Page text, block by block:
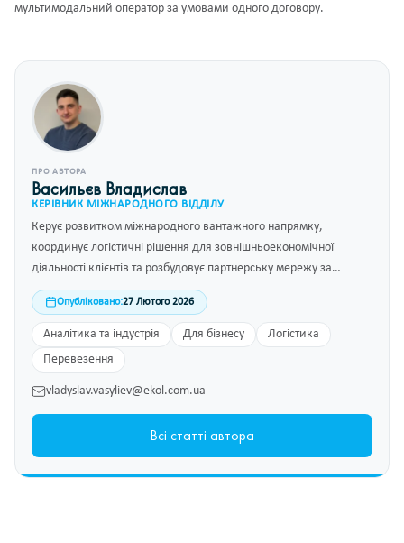
мультимодальний оператор за умовами одного договору.
ПРО АВТОРА
Васильєв Владислав
КЕРІВНИК МІЖНАРОДНОГО ВІДДІЛУ
Керує розвитком міжнародного вантажного напрямку,
координує логістичні рішення для зовнішньоекономічної
діяльності клієнтів та розбудовує партнерську мережу за
кордоном.
Опубліковано:27 Лютого 2026
Аналітика та індустрія Для бізнесу
Логістика
Перевезення
vladyslav.vasyliev@ekol.com.ua
Всі статті автора